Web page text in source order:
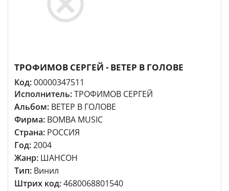
ТРОФИМОВ СЕРГЕЙ - ВЕТЕР В ГОЛОВЕ
Код:00000347511
Исполнитель:ТРОФИМОВ СЕРГЕЙ
Альбом: ВЕТЕР В ГОЛОВЕ
Фирма: BOMBA MUSIC
Страна: РОССИЯ
Год:2004
Жанр: ШАНСОН
Тип: Винил
Штрих код:4680068801540